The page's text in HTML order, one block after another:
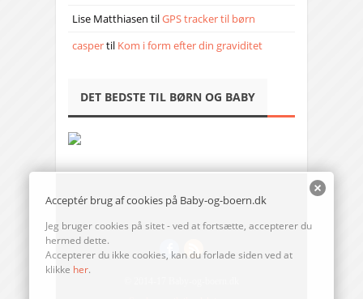
Lise Matthiasen tilGPS tracker til børn
caspertil Kom i form efter din graviditet
DET BEDSTE TIL BØRN OG BABY
Acceptér brug af cookies på Baby-og-boern.dk
Jeg bruger cookies på sitet - ved at fortsætte, accepterer du
hermed dette.
Accepterer du ikke cookies, kan du forlade siden ved at
klikke her.